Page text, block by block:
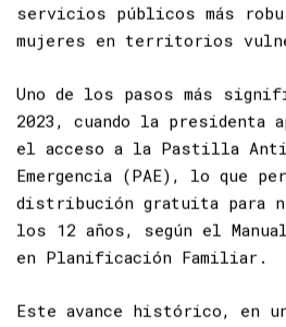
métodos de planificación
servicios públicos más
Uno de los pasos más
2023, cuando la presidenta
el acceso a la Pastilla
Emergencia (PAE), lo que
distribución gratuita para
los 12 años, según elManual